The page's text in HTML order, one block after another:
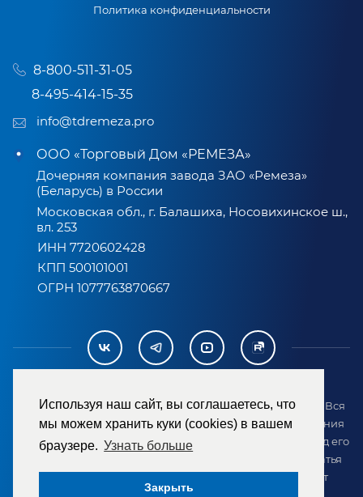
Используя наш сайт, вы соглашаетесь, что
мы можем хранить куки (cookies) в вашем
браузере. Узнать больше
Закрыть
Политика конфиденциальности
8-800-511-31-05
8-495-414-15-35
info@tdremeza.pro
ООО «Торговый Дом «РЕМЕЗА»
Дочерняя компания завода ЗАО «Ремеза»
(Беларусь) в России
Московская обл., г. Балашиха, Носовихинское ш.,
вл. 253
ИНН 7720602428
КПП 500101001
ОГРН 1077763870667
2007-2026 © ООО «ТД «РЕМЕЗА». Все права защищены. Вся
информация на сайте размещена в целях предоставления
возможности покупателю ознакомиться с товаром перед его
приобретением и не является публичной офертой (статья
437 ГК РФ). Внешний вид товара может отличаться от